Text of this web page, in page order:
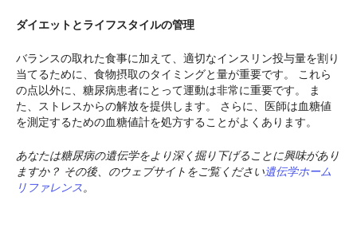
ダイエットとライフスタイルの管理
バランスの取れた食事に加えて、適切なインスリン投与量を割り
当てるために、食物摂取のタイミングと量が重要です。 これら
の点以外に、糖尿病患者にとって運動は非常に重要です。 ま
た、ストレスからの解放を提供します。 さらに、医師は血糖値
を測定するための血糖値計を処方することがよくあります。
あなたは糖尿病の遺伝学をより深く掘り下げることに興味があり
ますか？ その後、のウェブサイトをご覧ください遺伝学ホーム
リファレンス。